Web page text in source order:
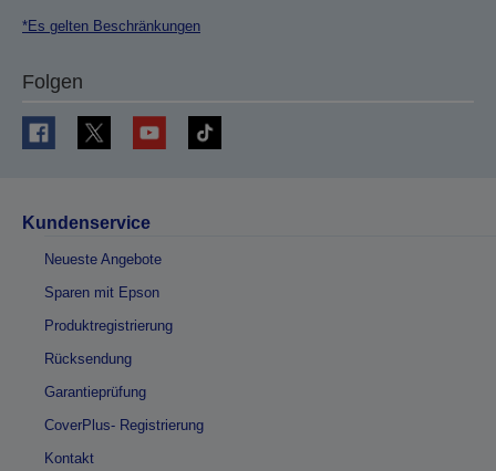
*Es gelten Beschränkungen
Folgen
Kundenservice
Neueste Angebote
Sparen mit Epson
Produktregistrierung
Rücksendung
Garantieprüfung
CoverPlus- Registrierung
Kontakt